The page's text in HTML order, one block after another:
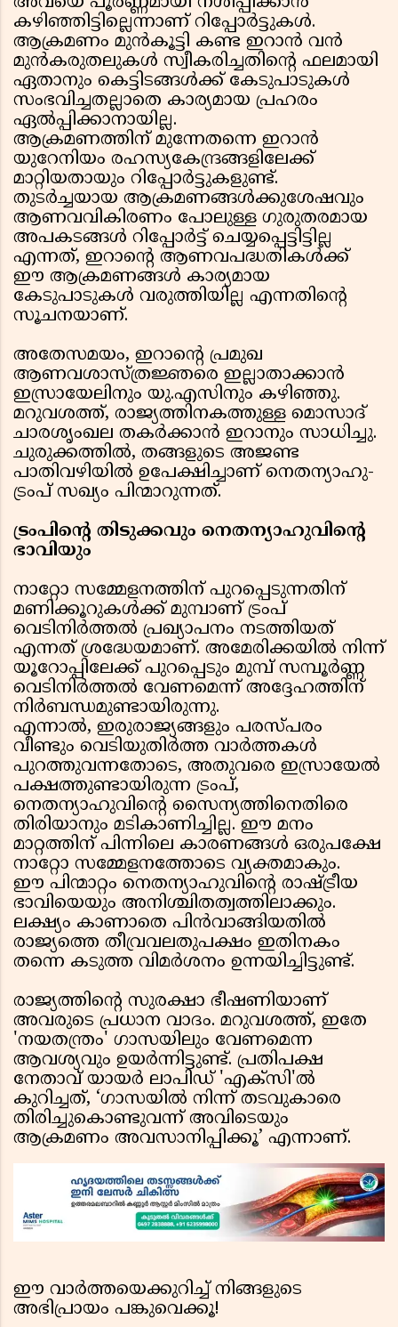
കഴിഞ്ഞിട്ടില്ലെന്നാണ് റിപ്പോർട്ടുകൾ.
ആക്രമണം മുൻകൂട്ടി കണ്ട ഇറാൻ വൻ
മുൻകരുതലുകൾ സ്വീകരിച്ചതിന്റെ ഫലമായി
ഏതാനും കെട്ടിടങ്ങൾക്ക് കേടുപാടുകൾ
സംഭവിച്ചതല്ലാതെ കാര്യമായ പ്രഹരം
ഏൽപ്പിക്കാനായില്ല.
ആക്രമണത്തിന് മുന്നേതന്നെ ഇറാൻ
യുറേനിയം രഹസ്യകേന്ദ്രങ്ങളിലേക്ക്
മാറ്റിയതായും റിപ്പോർട്ടുകളുണ്ട്.
തുടർച്ചയായ ആക്രമണങ്ങൾക്കുശേഷവും
ആണവവികിരണം പോലുള്ള ഗുരുതരമായ
അപകടങ്ങൾ റിപ്പോർട്ട് ചെയ്യപ്പെട്ടിട്ടില്ല
എന്നത്, ഇറാന്റെ ആണവപദ്ധതികൾക്ക്
ഈ ആക്രമണങ്ങൾ കാര്യമായ
കേടുപാടുകൾ വരുത്തിയില്ല എന്നതിന്റെ
സൂചനയാണ്.
അതേസമയം, ഇറാന്റെ പ്രമുഖ
ആണവശാസ്ത്രജ്ഞരെ ഇല്ലാതാക്കാൻ
ഇസ്രായേലിനും യു.എസിനും കഴിഞ്ഞു.
മറുവശത്ത്, രാജ്യത്തിനകത്തുള്ള മൊസാദ്
ചാരശൃംഖല തകർക്കാൻ ഇറാനും സാധിച്ചു.
ചുരുക്കത്തിൽ, തങ്ങളുടെ അജണ്ട
പാതിവഴിയിൽ ഉപേക്ഷിച്ചാണ് നെതന്യാഹു-
ട്രംപ് സഖ്യം പിന്മാറുന്നത്.
ട്രംപിന്റെ തിടുക്കവും നെതന്യാഹുവിന്റെ
ഭാവിയും
നാറ്റോ സമ്മേളനത്തിന് പുറപ്പെടുന്നതിന്
മണിക്കൂറുകൾക്ക് മുമ്പാണ് ട്രംപ്
വെടിനിർത്തൽ പ്രഖ്യാപനം നടത്തിയത്
എന്നത് ശ്രദ്ധേയമാണ്. അമേരിക്കയിൽ നിന്ന്
യൂറോപ്പിലേക്ക് പുറപ്പെടും മുമ്പ് സമ്പൂർണ്ണ
വെടിനിർത്തൽ വേണമെന്ന് അദ്ദേഹത്തിന്
നിർബന്ധമുണ്ടായിരുന്നു.
എന്നാൽ, ഇരുരാജ്യങ്ങളും പരസ്പരം
വീണ്ടും വെടിയുതിർത്ത വാർത്തകൾ
പുറത്തുവന്നതോടെ, അതുവരെ ഇസ്രായേൽ
പക്ഷത്തുണ്ടായിരുന്ന ട്രംപ്,
നെതന്യാഹുവിന്റെ സൈന്യത്തിനെതിരെ
തിരിയാനും മടികാണിച്ചില്ല. ഈ മനം
മാറ്റത്തിന് പിന്നിലെ കാരണങ്ങൾ ഒരുപക്ഷേ
നാറ്റോ സമ്മേളനത്തോടെ വ്യക്തമാകും.
ഈ പിന്മാറ്റം നെതന്യാഹുവിന്റെ രാഷ്ട്രീയ
ഭാവിയെയും അനിശ്ചിതത്വത്തിലാക്കും.
ലക്ഷ്യം കാണാതെ പിൻവാങ്ങിയതിൽ
രാജ്യത്തെ തീവ്രവലതുപക്ഷം ഇതിനകം
തന്നെ കടുത്ത വിമർശനം ഉന്നയിച്ചിട്ടുണ്ട്.
രാജ്യത്തിന്റെ സുരക്ഷാ ഭീഷണിയാണ്
അവരുടെ പ്രധാന വാദം. മറുവശത്ത്, ഇതേ
'നയതന്ത്രം' ഗാസയിലും വേണമെന്ന
ആവശ്യവും ഉയർന്നിട്ടുണ്ട്. പ്രതിപക്ഷ
നേതാവ് യായർ ലാപിഡ് 'എക്സി'ൽ
കുറിച്ചത്, ‘ഗാസയിൽ നിന്ന് തടവുകാരെ
തിരിച്ചുകൊണ്ടുവന്ന് അവിടെയും
ആക്രമണം അവസാനിപ്പിക്കൂ’ എന്നാണ്.
ഈ വാർത്തയെക്കുറിച്ച് നിങ്ങളുടെ
അഭിപ്രായം പങ്കുവെക്കൂ!